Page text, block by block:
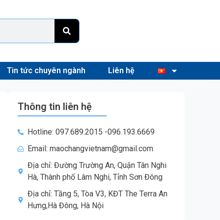
Tin tức chuyên ngành Liên hệ
Thông tin liên hệ
Hotline: 097.689.2015 -096.193.6669
Email: maochangvietnam@gmail.com
Địa chỉ: Đường Trường An, Quận Tân Nghi
Hà, Thành phố Lâm Nghi, Tỉnh Sơn Đông
Địa chỉ: Tầng 5, Tòa V3, KĐT The Terra An
Hưng,Hà Đông, Hà Nội